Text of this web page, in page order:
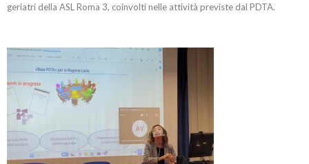
geriatri della ASL Roma 3, coinvolti nelle attività previste dal PDTA.